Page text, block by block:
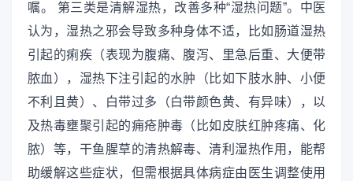
嘱。 第三类是清解湿热，改善多种“湿热问题”。中医
认为，湿热之邪会导致多种身体不适，比如肠道湿热
引起的痢疾（表现为腹痛、腹泻、里急后重、大便带
脓血），湿热下注引起的水肿（比如下肢水肿、小便
不利且黄）、白带过多（白带颜色黄、有异味），以
及热毒壅聚引起的痈疮肿毒（比如皮肤红肿疼痛、化
脓）等，干鱼腥草的清热解毒、清利湿热作用，能帮
助缓解这些症状，但需根据具体病症由医生调整使用